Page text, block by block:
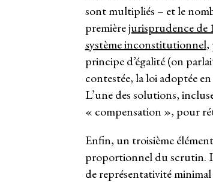
sont multipliés – et le
premièrejurisprudence de
système inconstitutionnel,
principe d’égalité (on
contestée, la loi adoptée
L’une des solutions,
« compensation », pour
Enfin, un troisième
proportionnel du scrutin.
de représentativité minimal